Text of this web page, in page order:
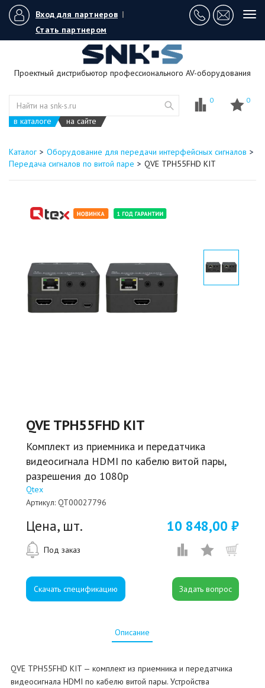
Вход для партнеров |
Стать партнером
Проектный дистрибьютор профессионального AV-оборудования
в каталоге на сайте
0 0
Каталог
Оборудование для передачи интерфейсных сигналов
Передача сигналов по витой паре
QVE TPH55FHD KIT
QVE TPH55FHD KIT
Комплект из приемника и передатчика
видеосигнала HDMI по кабелю витой пары,
разрешения до 1080p
Qtex
Артикул: QT00027796
Цена, шт. 10 848,00 ₽
Под заказ
Скачать спецификацию
Описание
QVE TPH55FHD KIT — комплект из приемника и передатчика
видеосигнала HDMI по кабелю витой пары. Устройства